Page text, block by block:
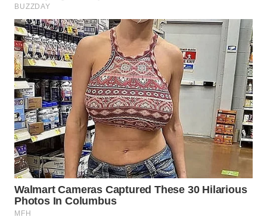
PAKPAK
WN
KARAWANG
WN
BEKASI
WN
BOGOR
WN